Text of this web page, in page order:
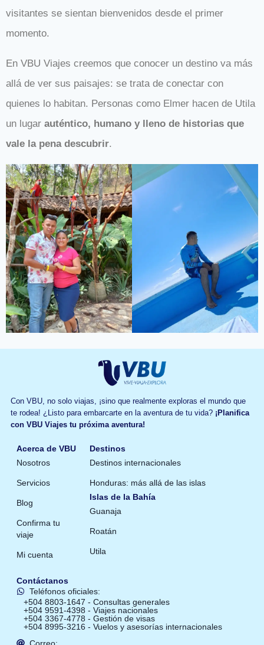
visitantes se sientan bienvenidos desde el primer
momento.
En VBU Viajes creemos que conocer un destino va más
allá de ver sus paisajes: se trata de conectar con
quienes lo habitan. Personas como Elmer hacen de Utila
un lugar auténtico, humano y lleno de historias que
vale la pena descubrir.
Con VBU, no solo viajas, ¡sino que realmente exploras el mundo que
te rodea! ¿Listo para embarcarte en la aventura de tu vida? ¡Planifica
con VBU Viajes tu próxima aventura!
Acerca de VBU
Nosotros
Servicios
Blog
Confirma tu
viaje
Mi cuenta
Destinos
Destinos internacionales
Honduras: más allá de las islas
Islas de la Bahía
Guanaja
Roatán
Utila
Contáctanos
Teléfonos oficiales:
+504 8803-1647 - Consultas generales
+504 9591-4398 - Viajes nacionales
+504 3367-4778 - Gestión de visas
+504 8995-3216 - Vuelos y asesorías internacionales